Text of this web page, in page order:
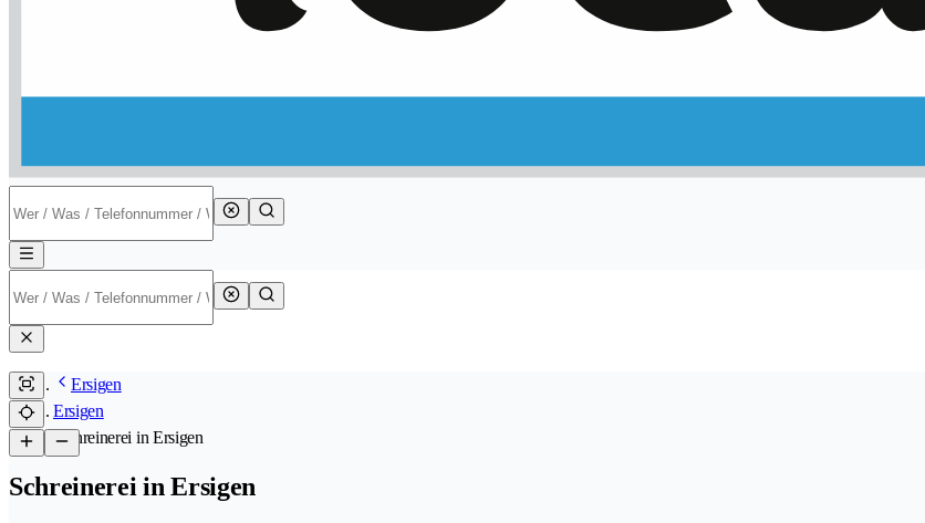
Ersigen
Ersigen
/Schreinerei in Ersigen
Schreinerei in Ersigen